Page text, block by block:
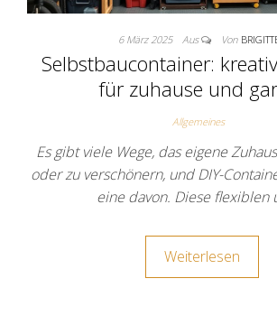
6 März 2025 Aus Von
Selbstbaucontainer:
für zuhause und
Allgemeines
Es gibt viele Wege, das eigene
oder zu verschönern, und DIY-
eine davon. Diese flexiblen
Weiterlesen